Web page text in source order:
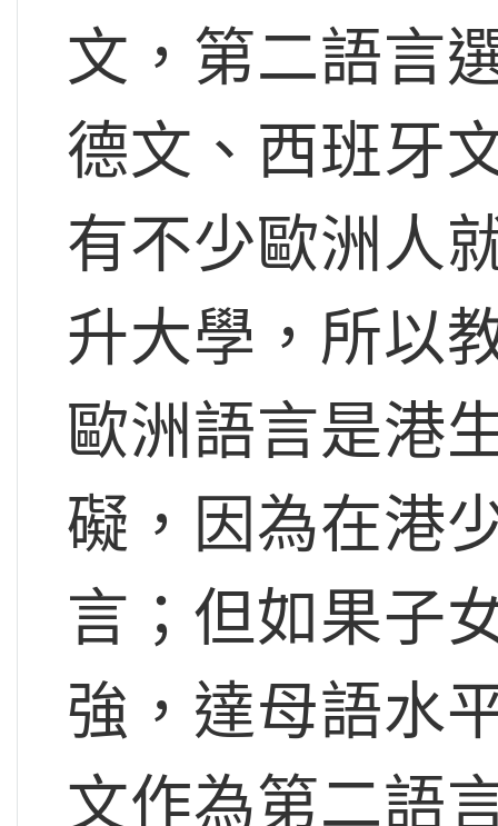
文，第二語言
德文、西班牙
有不少歐洲人
升大學，所以
歐洲語言是港
礙，因為在港
言；但如果子
強，達母語水
文作為第二語